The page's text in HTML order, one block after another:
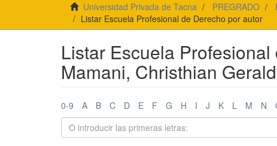
Universidad Privada de Tacna PREGRADO
Listar Escuela Profesional de Derecho por autor
Listar Escuela
Mamani, Christhian
0-9 A B C D E F G H I J K L M N